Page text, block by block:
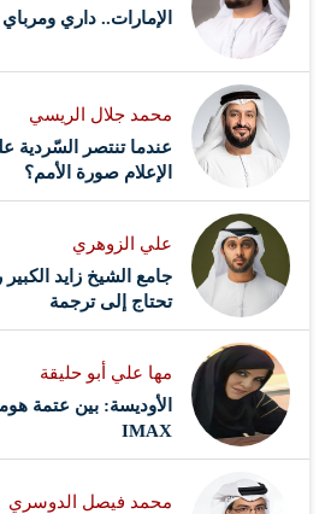
الإمارات.. داري
محمد جلال الريسي
عندما تنتصر السّردية
الإعلام صورة الأمم؟
علي الزوهري
جامع الشيخ زايد الكبير
تحتاج إلى ترجمة
مها علي أبو حليقة
الأوديسة: بين عتمة
IMAX
محمد فيصل الدوسري ​